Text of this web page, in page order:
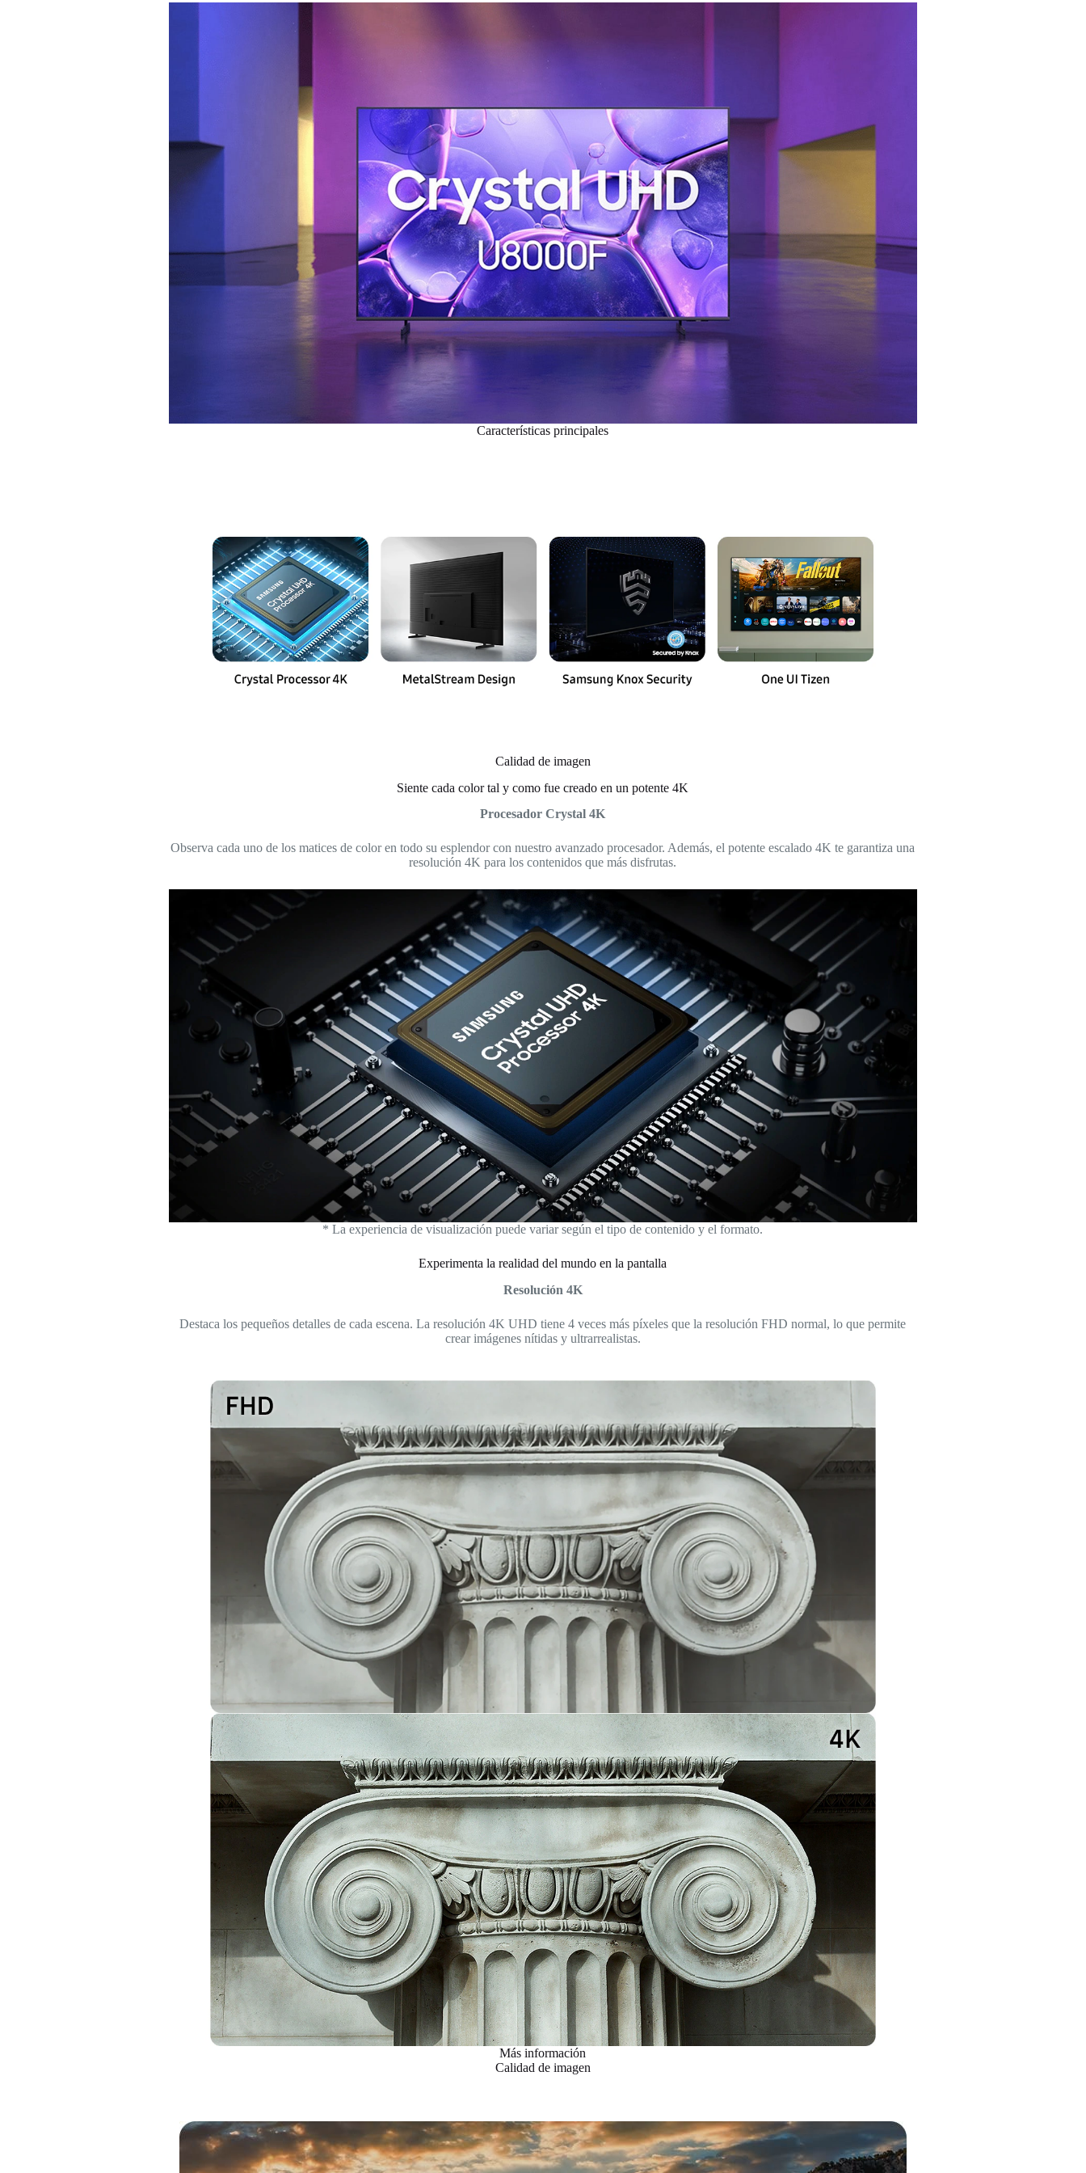
Características principales
Calidad de imagen
Siente cada color tal y como fue creado en un potente 4K
Procesador Crystal 4K
Observa cada uno de los matices de color en todo su esplendor con nuestro avanzado procesador. Además, el potente escalado 4K te garantiza una
resolución 4K para los contenidos que más disfrutas.
* La experiencia de visualización puede variar según el tipo de contenido y el formato.
Experimenta la realidad del mundo en la pantalla
Resolución 4K
Destaca los pequeños detalles de cada escena. La resolución 4K UHD tiene 4 veces más píxeles que la resolución FHD normal, lo que permite
crear imágenes nítidas y ultrarrealistas.
Más información
Calidad de imagen